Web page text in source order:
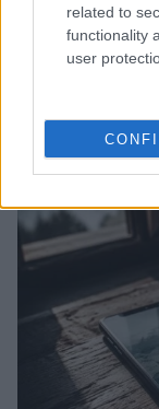
related to
functionality
user
Scopri